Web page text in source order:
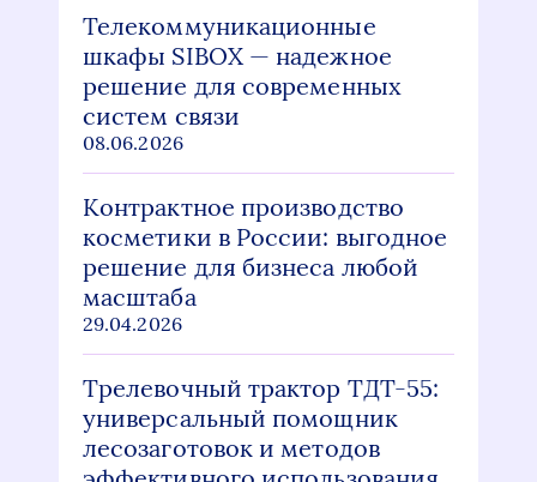
Телекоммуникационные
шкафы SIBOX — надежное
решение для современных
систем связи
08.06.2026
Контрактное производство
косметики в России: выгодное
решение для бизнеса любой
масштаба
29.04.2026
Трелевочный трактор ТДТ-55:
универсальный помощник
лесозаготовок и методов